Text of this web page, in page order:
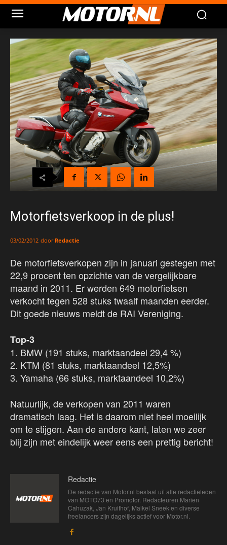
Motorfietsverkoop in de plus!
03/02/2012 door Redactie
De motorfietsverkopen zijn in januari gestegen met
22,9 procent ten opzichte van de vergelijkbare
maand in 2011. Er werden 649 motorfietsen
verkocht tegen 528 stuks twaalf maanden eerder.
Dit goede nieuws meldt de RAI Vereniging.
Top-3
1. BMW (191 stuks, marktaandeel 29,4 %)
2. KTM (81 stuks, marktaandeel 12,5%)
3. Yamaha (66 stuks, marktaandeel 10,2%)
Natuurlijk, de verkopen van 2011 waren
dramatisch laag. Het is daarom niet heel moeilijk
om te stijgen. Aan de andere kant, laten we zeer
blij zijn met eindelijk weer eens een prettig bericht!
Redactie
De redactie van Motor.nl bestaat uit alle redactieleden
van MOTO73 en Promotor. Redacteuren Marien
Cahuzak, Jan Kruithof, Maikel Sneek en diverse
freelancers zijn dagelijks actief voor Motor.nl.